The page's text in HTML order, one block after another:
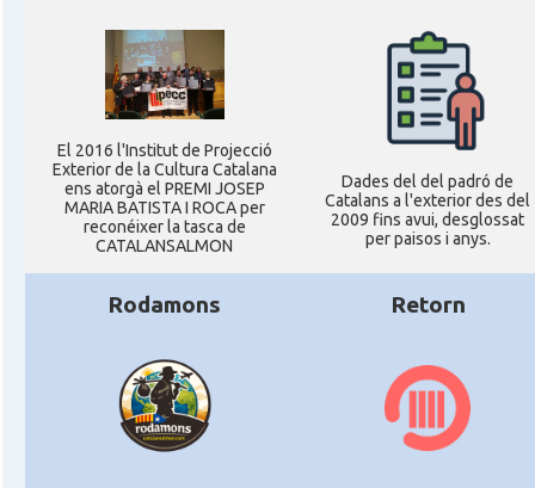
El 2016 l'Institut de Projecció
Exterior de la Cultura Catalana
ens atorgà el PREMI JOSEP
MARIA BATISTA I ROCA per
reconéixer la tasca de
CATALANSALMON
Dades del del padró de
Catalans a l'exterior des del
2009 fins avui, desglossat
per paisos i anys.
Rodamons Retorn